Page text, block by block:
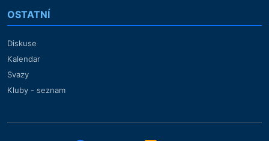
OSTATNÍ
Diskuse
Kalendar
Svazy
Kluby - seznam